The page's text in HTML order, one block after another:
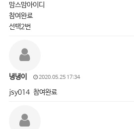
맘스맘아이디
참여완료
선택2번
녕녕이 2020.05.25 17:34
jsy014 참여완료